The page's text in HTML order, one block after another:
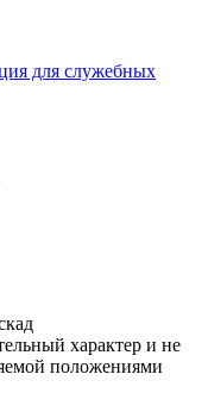
для служебных
характер и не
положениями